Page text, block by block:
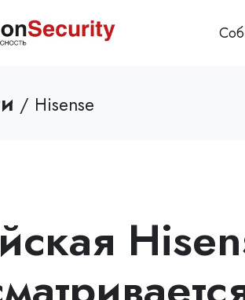
/ Hisense